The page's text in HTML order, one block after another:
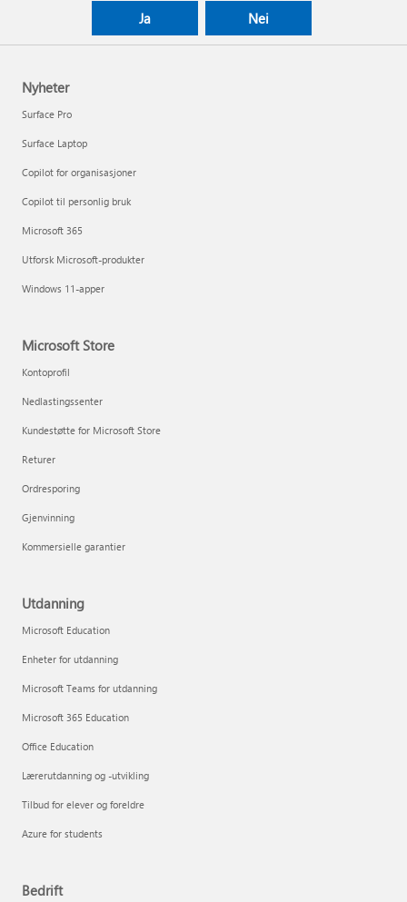
Ja Nei
Nyheter
Surface Pro
Surface Laptop
Copilot for organisasjoner
Copilot til personlig bruk
Microsoft 365
Utforsk Microsoft-produkter
Windows 11-apper
Microsoft Store
Kontoprofil
Nedlastingssenter
Kundestøtte for Microsoft Store
Returer
Ordresporing
Gjenvinning
Kommersielle garantier
Utdanning
Microsoft Education
Enheter for utdanning
Microsoft Teams for utdanning
Microsoft 365 Education
Office Education
Lærerutdanning og -utvikling
Tilbud for elever og foreldre
Azure for students
Bedrift